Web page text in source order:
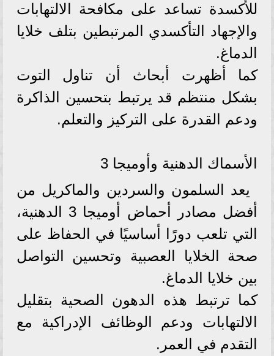
للأكسدة تساعد على مكافحة الالتهابات
والإجهاد التأكسدي المرتبطين بتلف خلايا
الدماغ.
كما أظهرت أبحاث أن تناول التوت
بشكل منتظم قد يرتبط بتحسين الذاكرة
ودعم القدرة على التركيز والتعلم.
الأسماك الدهنية وأوميجا 3
يعد السلمون والسردين والماكريل من
أفضل مصادر أحماض أوميجا 3 الدهنية،
التي تلعب دورًا أساسيًا في الحفاظ على
صحة الخلايا العصبية وتحسين التواصل
بين خلايا الدماغ.
كما ترتبط هذه الدهون الصحية بتقليل
الالتهابات ودعم الوظائف الإدراكية مع
التقدم في العمر.